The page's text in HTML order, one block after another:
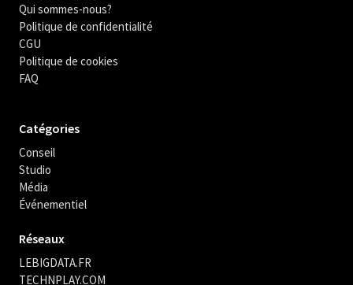
Qui sommes-nous?
Politique de confidentialité
CGU
Politique de cookies
FAQ
Catégories
Conseil
Studio
Média
Événementiel
Réseaux
LEBIGDATA.FR
TECHNPLAY.COM